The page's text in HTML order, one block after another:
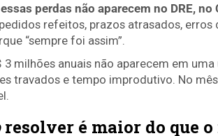
essas perdas não aparecem no DRE,
refeitos, prazos atrasados,
“sempre foi assim”.
3 milhões anuais não aparecem em
travados e tempo improdutivo. No
resolver é maior do que